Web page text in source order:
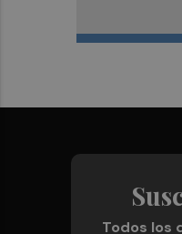
Todos los